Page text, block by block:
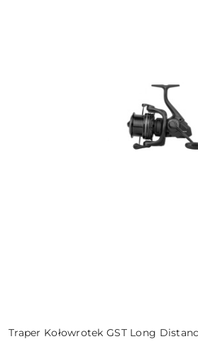
Traper Kołowrotek GST Long